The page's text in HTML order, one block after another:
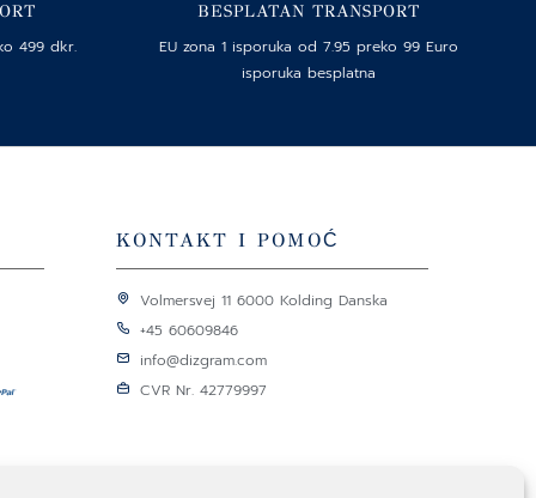
499 dkr.
BESPLATAN TRANSPORT
EU zona 1 isporuka od 7.95 preko 99 Euro
isporuka besplatna
KONTAKT I POMOĆ
Volmersvej 11 6000 Kolding Danska
+45 60609846
info@dizgram.com
CVR Nr. 42779997